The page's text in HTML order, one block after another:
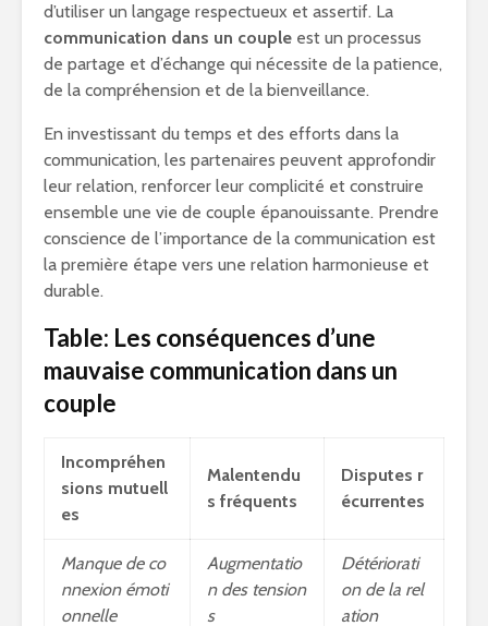
d’utiliser un langage respectueux et assertif. La
communication dans un couple est un processus
de partage et d’échange qui nécessite de la patience,
de la compréhension et de la bienveillance.
En investissant du temps et des efforts dans la
communication, les partenaires peuvent approfondir
leur relation, renforcer leur complicité et construire
ensemble une vie de couple épanouissante. Prendre
conscience de l’importance de la communication est
la première étape vers une relation harmonieuse et
durable.
Table: Les conséquences d’une
mauvaise communication dans un
couple
Incompréhen
sions mutuell
es
Malentendu
s fréquents
Disputes r
écurrentes
Manque de co
nnexion émoti
onnelle
Augmentatio
n des tension
s
Détériorati
on de la rel
ation